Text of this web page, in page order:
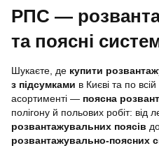
РПС —
та поясні
Шукаєте, де купити
з підсумками в Києві та по
асортименті — поясна
полігону й польових робіт: від
розвантажувальних поясів
розвантажувально-поясних